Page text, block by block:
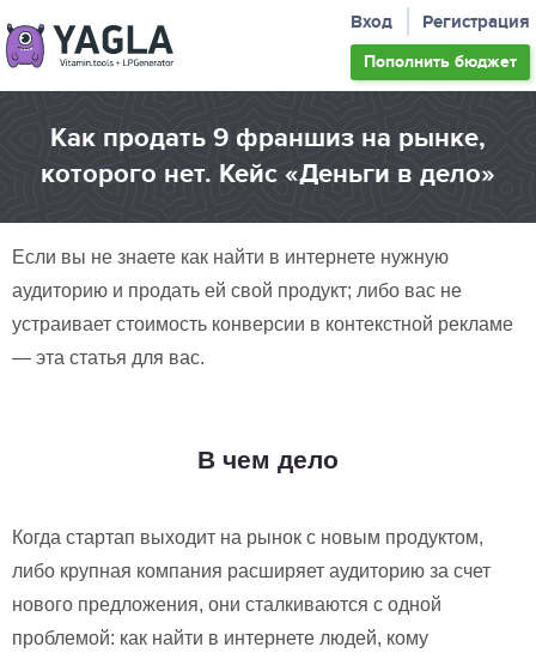
Вход Регистрация
Пополнить бюджет
Как продать 9 франшиз на рынке,
которого нет. Кейс «Деньги в дело»
Если вы не знаете как найти в интернете нужную
аудиторию и продать ей свой продукт; либо вас не
устраивает стоимость конверсии в контекстной рекламе
— эта статья для вас.
В чем дело
Когда стартап выходит на рынок с новым продуктом,
либо крупная компания расширяет аудиторию за счет
нового предложения, они сталкиваются с одной
проблемой: как найти в интернете людей, кому